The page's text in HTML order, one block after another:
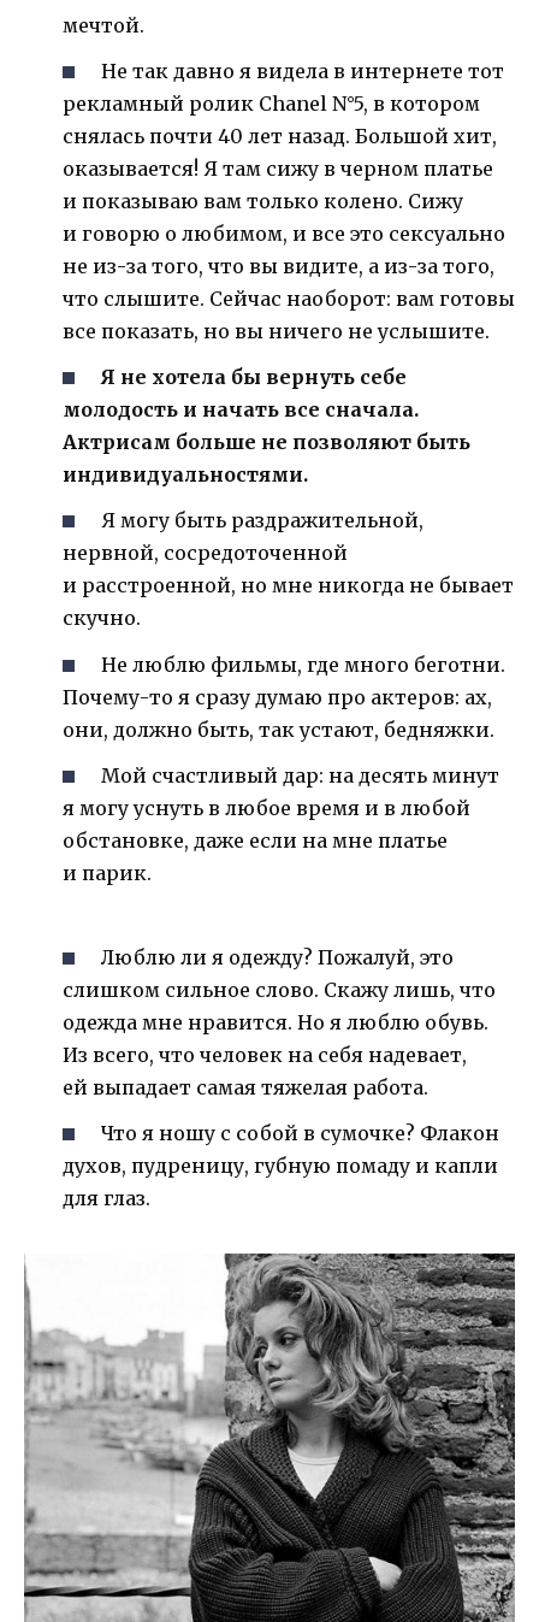
мечтой.
Не так давно я видела в интернете тот
рекламный ролик Chanel N°5, в котором
снялась почти 40 лет назад. Большой хит,
оказывается! Я там сижу в черном платье
и показываю вам только колено. Сижу
и говорю о любимом, и все это сексуально
не из-за того, что вы видите, а из-за того,
что слышите. Сейчас наоборот: вам готовы
все показать, но вы ничего не услышите.
Я не хотела бы вернуть себе
молодость и начать все сначала.
Актрисам больше не позволяют быть
индивидуальностями.
Я могу быть раздражительной,
нервной, сосредоточенной
и расстроенной, но мне никогда не бывает
скучно.
Не люблю фильмы, где много беготни.
Почему-то я сразу думаю про актеров: ах,
они, должно быть, так устают, бедняжки.
Мой счастливый дар: на десять минут
я могу уснуть в любое время и в любой
обстановке, даже если на мне платье
и парик.
Люблю ли я одежду? Пожалуй, это
слишком сильное слово. Скажу лишь, что
одежда мне нравится. Но я люблю обувь.
Из всего, что человек на себя надевает,
ей выпадает самая тяжелая работа.
Что я ношу с собой в сумочке? Флакон
духов, пудреницу, губную помаду и капли
для глаз.